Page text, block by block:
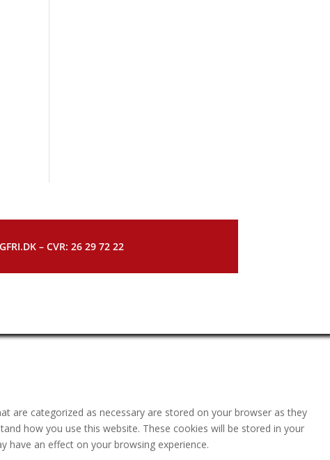
– CVR: 26 29 72 22
are categorized as necessary are stored on your browser as they
how you use this website. These cookies will be stored in your
an effect on your browsing experience.